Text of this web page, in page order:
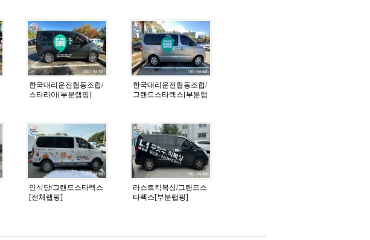
한국대리운전협동조합/
스타리아[부분랩핑]
한국대리운전협동조합/
그랜드스타렉스[부분랩
인식당/그랜드스타렉스
[전체랩핑]
라스트킥복싱/그랜드스
타렉스[부분랩핑]